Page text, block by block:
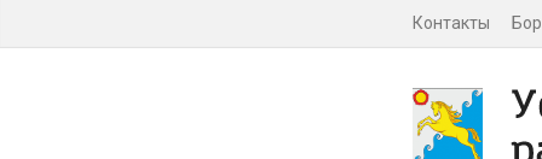
Контакты